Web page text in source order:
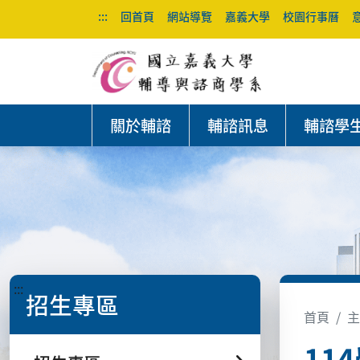
::: 回首頁 網站導覽 嘉義大學 校園行事曆
關於輔諮 輔諮訊息 輔諮學
::: 招生專區 首頁